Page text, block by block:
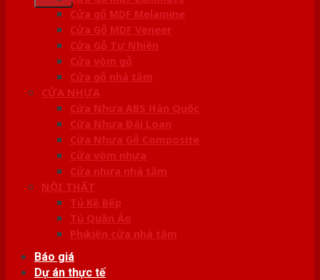
Cửa gỗ MDF Melamine
Cửa Gỗ MDF Veneer
Cửa Gỗ Tự Nhiên
Cửa vòm gỗ
Cửa gỗ nhà tắm
CỬA NHỰA
Cửa Nhựa ABS Hàn Quốc
Cửa Nhựa Đài Loan
Cửa Nhựa Gỗ Composite
Cửa vòm nhựa
Cửa nhựa nhà tắm
NỘI THẤT
Tủ Kệ Bếp
Tủ Quần Áo
Phụ kiện cửa nhà tắm
Báo giá
Dự án thực tế